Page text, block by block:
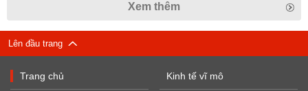
Xem thêm
Lên đầu trang
Trang chủ Kinh tế vĩ mô